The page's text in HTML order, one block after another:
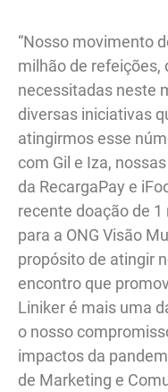
“Nosso movimento
milhão de
necessitadas neste
diversas iniciativas
atingirmos esse
com Gil e Iza,
da RecargaPay e
recente doação de
para a ONG Visão
propósito de atingir
encontro que
Liniker é mais uma
o nosso
impactos da
de Marketing e